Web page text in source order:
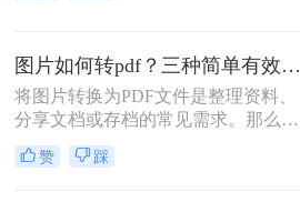
变得模糊、边缘出现锯齿，甚至无法
进行高质量的打印。面对图片转PDF
后模糊/不清晰怎么办这一难题，很多
图片如何转pdf？三种简单有效的方法分享！
将图片转换为PDF文件是整理资料、
分享文档或存档的常见需求。那么图
片如何转pdf呢？本文将介绍三种简单
有效的方法，助您快速完成转换。
赞 踩